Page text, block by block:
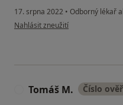
17. srpna 2022 • Odborný lékař
podle názoru uživatele Marie
Nahlásit zneužití
Tomáš M. Číslo